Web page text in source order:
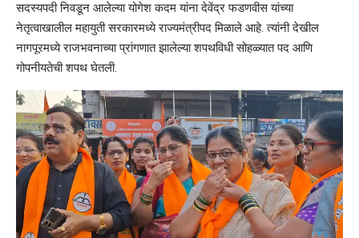
सदस्यपदी निवडून आलेल्या योगेश कदम यांना देवेंद्र फडणवीस यांच्या
नेतृत्वाखालील महायुती सरकारमध्ये राज्यमंत्रीपद मिळाले आहे. त्यांनी देखील
नागपूरमध्ये राजभवनाच्या प्रांगणात झालेल्या शपथविधी सोहळ्यात पद आणि
गोपनीयतेची शपथ घेतली.